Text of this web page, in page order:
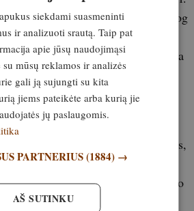
nerūdijančiojo plieno geležtė tiesiog
Geležtė – iš labai
Gluosnio rankena puikiai limpa
Swingblade G3 dvipusės
Viena geležtės dalis skirta
– odai pjauti. Kad pakeistum puses,
peilio rankenoje. Ir šio peilio
kokybės švedų nerūdijančiojo
siekdami suasmeninti
ir analizuoti srautą. Taip pat
apie jūsų naudojimąsi
su mūsų reklamos ir analizės
gali ją sujungti su kita
jiems pateikėte arba kurią jie
jų paslaugomis.
PARTNERIUS(1884) →
AŠ SUTINKU